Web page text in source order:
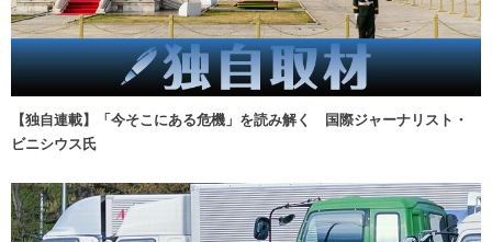
【独自連載】「今そこにある危機」を読み解く 国際ジャーナリスト・
ビニシウス氏